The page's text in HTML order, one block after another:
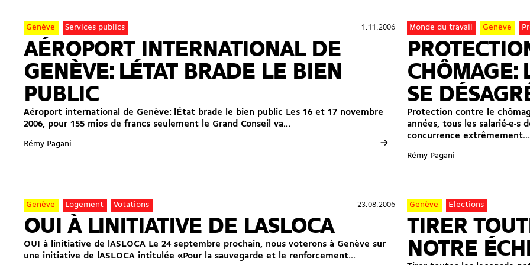
1.11.2006
Genève Services publics 1.11.2006
AÉROPORT INTERNATIONAL DE
GENÈVE: LÉTAT BRADE LE BIEN
PUBLIC
Aéroport international de Genève: lÉtat brade le bien public Les 16 et 17 novembre
2006, pour 155 mios de francs seulement le Grand Conseil va...
Rémy Pagani →
Monde du travail Genève
CHÔMAGE:
SE
Protection contre le
années, tous les salarié-e-s
concurrence extrêmement...
Rémy Pagani
23.08.2006
Genève Logement Votations 23.08.2006
OUI À LINITIATIVE DE LASLOCA
OUI à linitiative de lASLOCA Le 24 septembre prochain, nous voterons à Genève sur
une initiative de lASLOCA intitulée «Pour la sauvegarde et le renforcement...
Genève Élections
TIRER
NOTRE